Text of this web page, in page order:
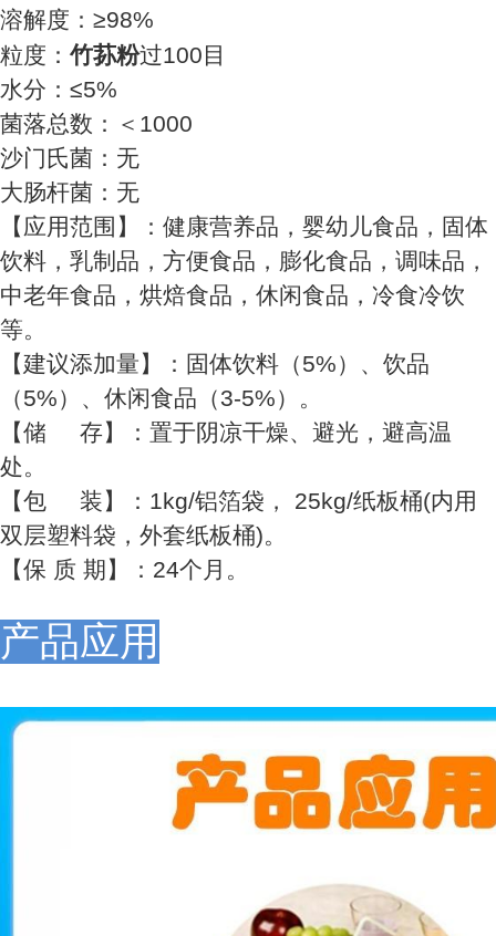
溶解度：≥98%
粒度： 竹荪粉过100目
水分：≤5%
菌落总数：＜1000
沙门氏菌：无
大肠杆菌：无
【应用范围】：健康营养品，婴幼儿食品，固体
饮料，乳制品，方便食品，膨化食品，调味品，
中老年食品，烘焙食品，休闲食品，冷食冷饮
等。
【建议添加量】：固体饮料（5%）、饮品
（5%）、休闲食品（3-5%）。
【储 存】：置于阴凉干燥、避光，避高温
处。
【包 装】：1kg/铝箔袋， 25kg/纸板桶(内用
双层塑料袋，外套纸板桶)。
【保 质 期】：24个月。
产品应用